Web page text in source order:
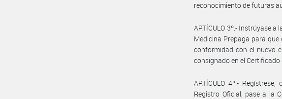
reconocimiento de futuras
ARTÍCULO 3º.- Instrúyase
Medicina Prepaga para
conformidad con el nuevo
consignado en el Certificado
ARTÍCULO 4º.-
Registro Oficial, pase a la